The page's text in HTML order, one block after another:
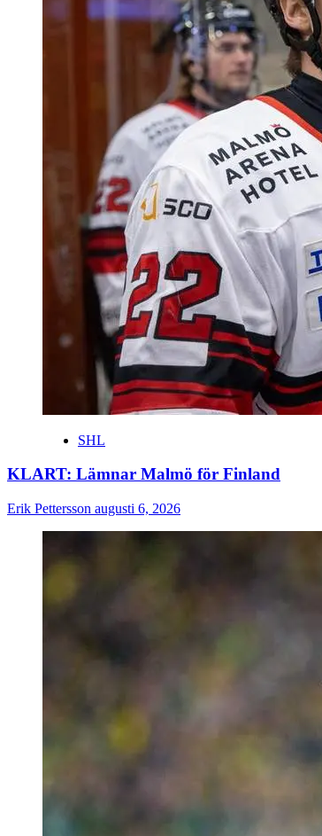
SHL
KLART: Lämnar Malmö för Finland
Erik Pettersson augusti 6, 2026